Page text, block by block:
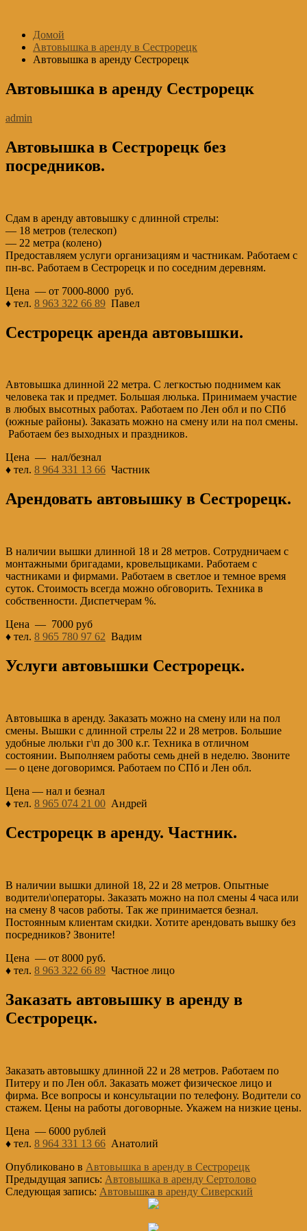
содержимому
Домой
Автовышка в аренду в Сестрорецк
Автовышка в аренду Сестрорецк
Автовышка в аренду Сестрорецк
admin
Автовышка в Сестрорецк без
посредников.
Сдам в аренду автовышку с длинной стрелы:
— 18 метров (телескоп)
— 22 метра (колено)
Предоставляем услуги организациям и частникам. Работаем с
пн-вс. Работаем в Сестрорецк и по соседним деревням.
Цена — от 7000-8000 руб.
♦ тел. 8 963 322 66 89 Павел
Сестрорецк аренда автовышки.
Автовышка длинной 22 метра. С легкостью поднимем как
человека так и предмет. Большая люлька. Принимаем участие
в любых высотных работах. Работаем по Лен обл и по СПб
(южные районы). Заказать можно на смену или на пол смены.
Работаем без выходных и праздников.
Цена — нал/безнал
♦ тел. 8 964 331 13 66 Частник
Арендовать автовышку в Сестрорецк.
В наличии вышки длинной 18 и 28 метров. Сотрудничаем с
монтажными бригадами, кровельщиками. Работаем с
частниками и фирмами. Работаем в светлое и темное время
суток. Стоимость всегда можно обговорить. Техника в
собственности. Диспетчерам %.
Цена — 7000 руб
♦ тел. 8 965 780 97 62 Вадим
Услуги автовышки Сестрорецк.
Автовышка в аренду. Заказать можно на смену или на пол
смены. Вышки с длинной стрелы 22 и 28 метров. Большие
удобные люльки г\п до 300 к.г. Техника в отличном
состоянии. Выполняем работы семь дней в неделю. Звоните
— о цене договоримся. Работаем по СПб и Лен обл.
Цена — нал и безнал
♦ тел. 8 965 074 21 00 Андрей
Сестрорецк в аренду. Частник.
В наличии вышки длиной 18, 22 и 28 метров. Опытные
водители\операторы. Заказать можно на пол смены 4 часа или
на смену 8 часов работы. Так же принимается безнал.
Постоянным клиентам скидки. Хотите арендовать вышку без
посредников? Звоните!
Цена — от 8000 руб.
♦ тел. 8 963 322 66 89 Частное лицо
Заказать автовышку в аренду в
Сестрорецк.
Заказать автовышку длинной 22 и 28 метров. Работаем по
Питеру и по Лен обл. Заказать может физическое лицо и
фирма. Все вопросы и консультации по телефону. Водители со
стажем. Цены на работы договорные. Укажем на низкие цены.
Цена — 6000 рублей
♦ тел. 8 964 331 13 66 Анатолий
Опубликовано в Автовышка в аренду в Сестрорецк
Предыдущая запись: Автовышка в аренду Сертолово
Следующая запись: Автовышка в аренду Сиверский